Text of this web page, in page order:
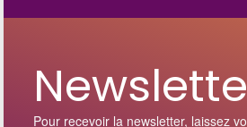
Pour recevoir la newsletter, laissez